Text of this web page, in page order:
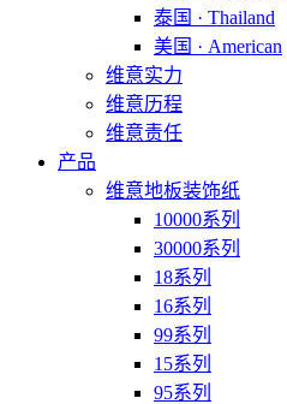
泰国 · Thailand
美国 · American
维意实力
维意历程
维意责任
产品
维意地板装饰纸
10000系列
30000系列
18系列
16系列
99系列
15系列
95系列